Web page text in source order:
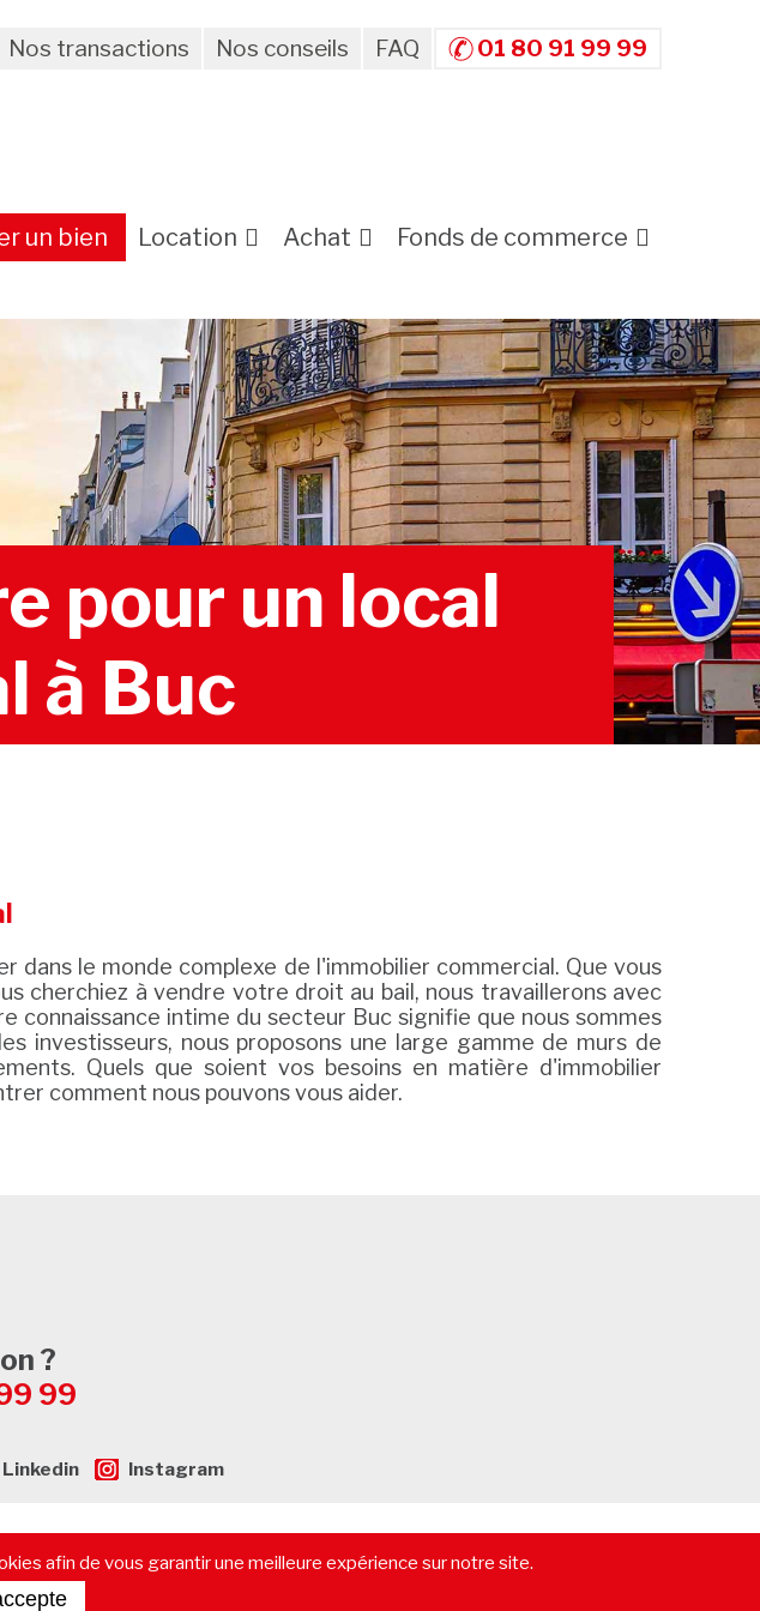
Nos transactions Nos conseils FAQ 01 80 91 99 99
un bien Location Achat Fonds de commerce
pour un local
à Buc
dans le monde complexe de l'immobilier commercial. Que vous
cherchiez à vendre votre droit au bail, nous travaillerons avec
connaissance intime du secteur Buc signifie que nous sommes
investisseurs, nous proposons une large gamme de murs de
Quels que soient vos besoins en matière d'immobilier
comment nous pouvons vous aider.
?
99
Linkedin Instagram
de prêt immobilier-Vendre un immeuble-Location pure-
-Contactez-nous
afin de vous garantir une meilleure expérience sur notre site.